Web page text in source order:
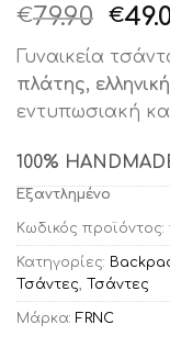
€79.90
price
was:
€
Γυναικεία
πλάτης,
εντυπωσιακή
100%
Εξαντλημένο
Κωδικός προϊόντος:
Κατηγορίες:
Τσάντες, Τσάντες
Μάρκα: FRNC